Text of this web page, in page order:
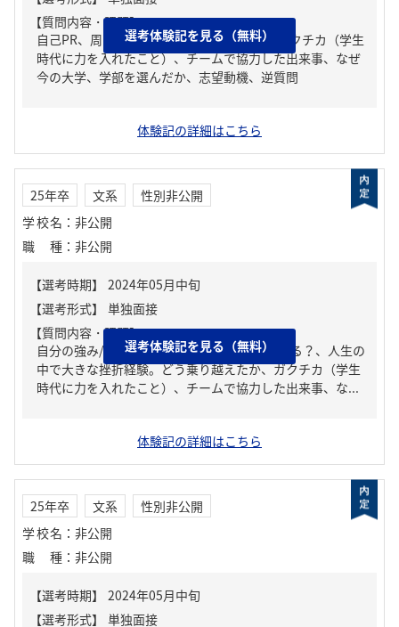
【質問内容・課題】
自己PR、周りからどんな人といわれる？、ガクチカ（学生
時代に力を入れたこと）、チームで協力した出来事、なぜ
今の大学、学部を選んだか、志望動機、逆質問
選考体験記を見る（無料）
体験記の詳細はこちら
25年卒 文系
性別非公開
学校名 ： 非公開
職種 ： 非公開
【質問内容・課題】
自分の強み/弱み、周りからどんな人といわれる？、人生の
中で大きな挫折経験。どう乗り越えたか、ガクチカ（学生
時代に力を入れたこと）、チームで協力した出来事、な...
選考体験記を見る（無料）
体験記の詳細はこちら
25年卒 文系
性別非公開
学校名 ： 非公開
職種 ： 非公開